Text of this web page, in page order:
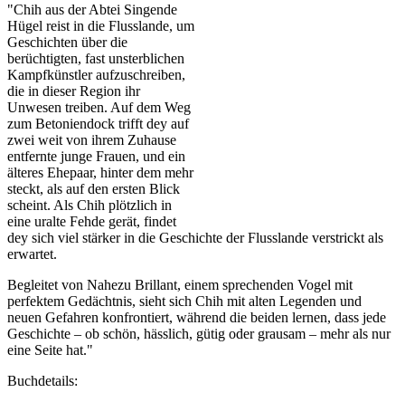
"Chih aus der Abtei Singende
Hügel reist in die Flusslande, um
Geschichten über die
berüchtigten, fast unsterblichen
Kampfkünstler aufzuschreiben,
die in dieser Region ihr
Unwesen treiben. Auf dem Weg
zum Betoniendock trifft dey auf
zwei weit von ihrem Zuhause
entfernte junge Frauen, und ein
älteres Ehepaar, hinter dem mehr
steckt, als auf den ersten Blick
scheint. Als Chih plötzlich in
eine uralte Fehde gerät, findet
dey sich viel stärker in die Geschichte der Flusslande verstrickt als
erwartet.
Begleitet von Nahezu Brillant, einem sprechenden Vogel mit
perfektem Gedächtnis, sieht sich Chih mit alten Legenden und
neuen Gefahren konfrontiert, während die beiden lernen, dass jede
Geschichte – ob schön, hässlich, gütig oder grausam – mehr als nur
eine Seite hat."
Buchdetails: